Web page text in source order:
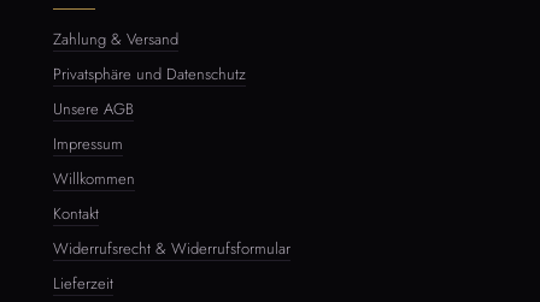
Zahlung & Versand
Privatsphäre und Datenschutz
Unsere AGB
Impressum
Willkommen
Kontakt
Widerrufsrecht & Widerrufsformular
Lieferzeit